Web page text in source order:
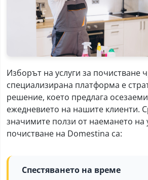
Изборът на услуги за почистване
специализирана платформа е
решение, което предлага
ежедневието на нашите клиенти.
значимите ползи от наемането на
почистване на Domestina са:
Спестяването на време